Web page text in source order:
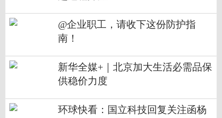
@企业职工，请收下这份防护指
南！
新华全媒+｜北京加大生活必需品保
供稳价力度
环球快看：国立科技回复关注函杨